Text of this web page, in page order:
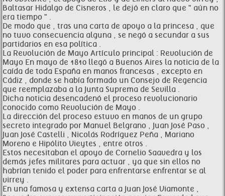
Baltasar Hidalgo de Cisneros , le dejó en claro que " aún no
era tiempo " .
De modo que , tras una carta de apoyo a la princesa , que
no tuvo consecuencia alguna , se negó a secundar a sus
partidarios en esa política .
La Revolución de Mayo Artículo principal : Revolución de
Mayo En mayo de 1810 llegó a Buenos Aires la noticia de la
caída de toda España en manos francesas , excepto en
Cádiz , donde se había formado un Consejo de Regencia
que reemplazaba a la Junta Suprema de Sevilla .
Dicha noticia desencadenó el proceso revolucionario
conocido como Revolución de Mayo .
La dirección del proceso estuvo en manos de un grupo
secreto integrado por Manuel Belgrano , Juan José Paso ,
Juan José Castelli , Nicolás Rodríguez Peña , Mariano
Moreno e Hipólito Vieytes , entre otros .
Estos necesitaban el apoyo de Cornelio Saavedra y los
demás jefes militares para actuar , ya que sin ellos no
habrían tenido el poder para enfrentarse enfrentar se al
virrey .
En una famosa y extensa carta a Juan José Viamonte ,